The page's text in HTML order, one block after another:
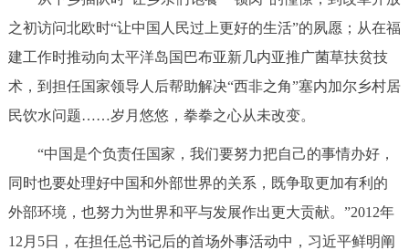
之初访问北欧时“让中国人民过上更好的生活”的夙愿；从在福
建工作时推动向太平洋岛国巴布亚新几内亚推广菌草扶贫技
术，到担任国家领导人后帮助解决“西非之角”塞内加尔乡村居
民饮水问题……岁月悠悠，拳拳之心从未改变。
“中国是个负责任国家，我们要努力把自己的事情办好，
同时也要处理好中国和外部世界的关系，既争取更加有利的
外部环境，也努力为世界和平与发展作出更大贡献。”2012年
12月5日，在担任总书记后的首场外事活动中，习近平鲜明阐